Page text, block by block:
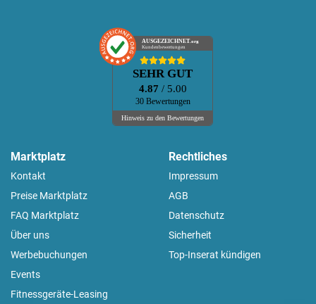
AUSGEZEICHNET.org
Kundenbewertungen
SEHR GUT
4.87 / 5.00
30 Bewertungen
Hinweis zu den Bewertungen
Marktplatz
Kontakt
Preise Marktplatz
FAQ Marktplatz
Über uns
Werbebuchungen
Events
Fitnessgeräte-Leasing
Rechtliches
Impressum
AGB
Datenschutz
Sicherheit
Top-Inserat kündigen